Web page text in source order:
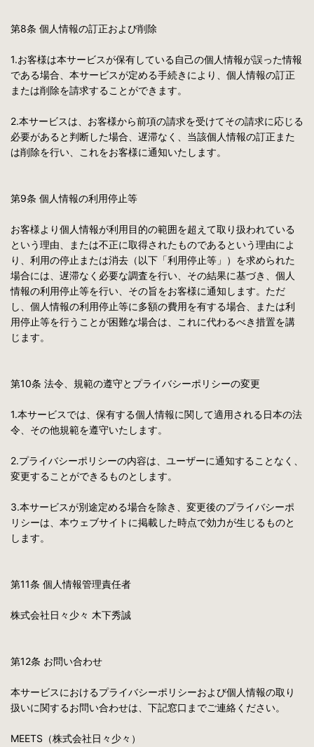
第8条 個人情報の訂正および削除
1.お客様は本サービスが保有している自己の個人情報が誤った情報
である場合、本サービスが定める手続きにより、個人情報の訂正
または削除を請求することができます。
2.本サービスは、お客様から前項の請求を受けてその請求に応じる
必要があると判断した場合、遅滞なく、当該個人情報の訂正また
は削除を行い、これをお客様に通知いたします。
第9条 個人情報の利用停止等
お客様より個人情報が利用目的の範囲を超えて取り扱われている
という理由、または不正に取得されたものであるという理由によ
り、利用の停止または消去（以下「利用停止等」）を求められた
場合には、遅滞なく必要な調査を行い、その結果に基づき、個人
情報の利用停止等を行い、その旨をお客様に通知します。ただ
し、個人情報の利用停止等に多額の費用を有する場合、または利
用停止等を行うことが困難な場合は、これに代わるべき措置を講
じます。
第10条 法令、規範の遵守とプライバシーポリシーの変更
1.本サービスでは、保有する個人情報に関して適用される日本の法
令、その他規範を遵守いたします。
2.プライバシーポリシーの内容は、ユーザーに通知することなく、
変更することができるものとします。
3.本サービスが別途定める場合を除き、変更後のプライバシーポ
リシーは、本ウェブサイトに掲載した時点で効力が生じるものと
します。
第11条 個人情報管理責任者
株式会社日々少々 木下秀誠
第12条 お問い合わせ
本サービスにおけるプライバシーポリシーおよび個人情報の取り
扱いに関するお問い合わせは、下記窓口までご連絡ください。
MEETS（株式会社日々少々）